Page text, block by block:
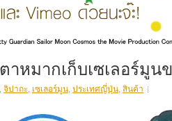
หมากเก็บเซเลอร์มู
, จิปาถะ, เซเลอร์มูน, ประเทศญี่ปุ่น, สินค้า